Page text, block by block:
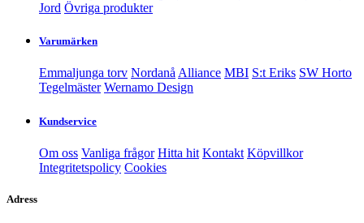
Jord Övriga produkter
Varumärken
Emmaljunga torv Nordanå Alliance MBI S:t Eriks SW Horto
Tegelmäster Wernamo Design
Kundservice
Om oss Vanliga frågor Hitta hit Kontakt Köpvillkor
Integritetspolicy Cookies
Adress